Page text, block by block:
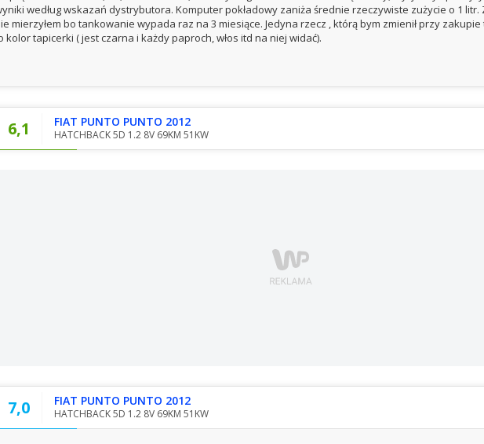
według wskazań dystrybutora. Komputer pokładowy zaniża średnie rzeczywiste zużycie o 1
mierzyłem bo tankowanie wypada raz na 3 miesiące. Jedyna rzecz , którą bym zmienił przy
kolor tapicerki ( jest czarna i każdy paproch, włos itd na niej widać).
6,1 FIAT PUNTO PUNTO 2012
HATCHBACK 5D 1.2 8V 69KM 51KW
7,0 FIAT PUNTO PUNTO 2012
HATCHBACK 5D 1.2 8V 69KM 51KW